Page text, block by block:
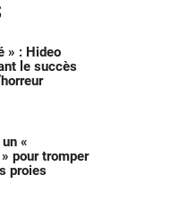
» : Hideo
le succès
«
pour tromper
proies